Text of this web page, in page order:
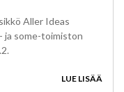
Aller Ideas
ja some-toimiston
LUE LISÄÄ